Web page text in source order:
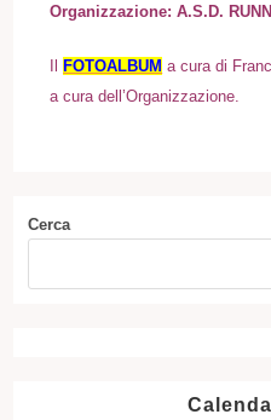
Organizzazione: A.S.D.
FOTOALBUM a cura di
a cura dell’Organizzazione.
Cerca